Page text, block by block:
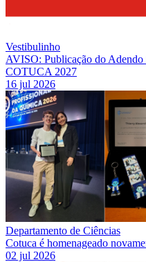
Vestibulinho
AVISO: Publicação do
COTUCA 2027
16 jul 2026
Departamento de Ciências
Cotuca é homenageado
02 jul 2026